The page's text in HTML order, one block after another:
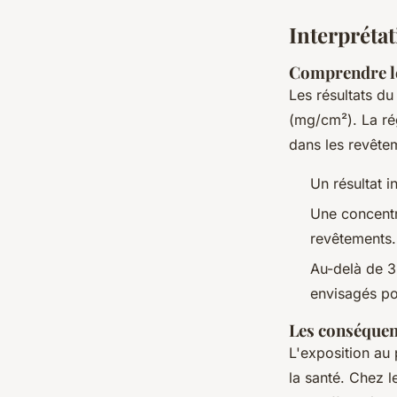
Comprendre
Les résultats
(mg/cm²). La
dans les
Un résultat
Une
revêtements.
Au-delà de
envisagés
Les
L'exposition au
la santé. Chez